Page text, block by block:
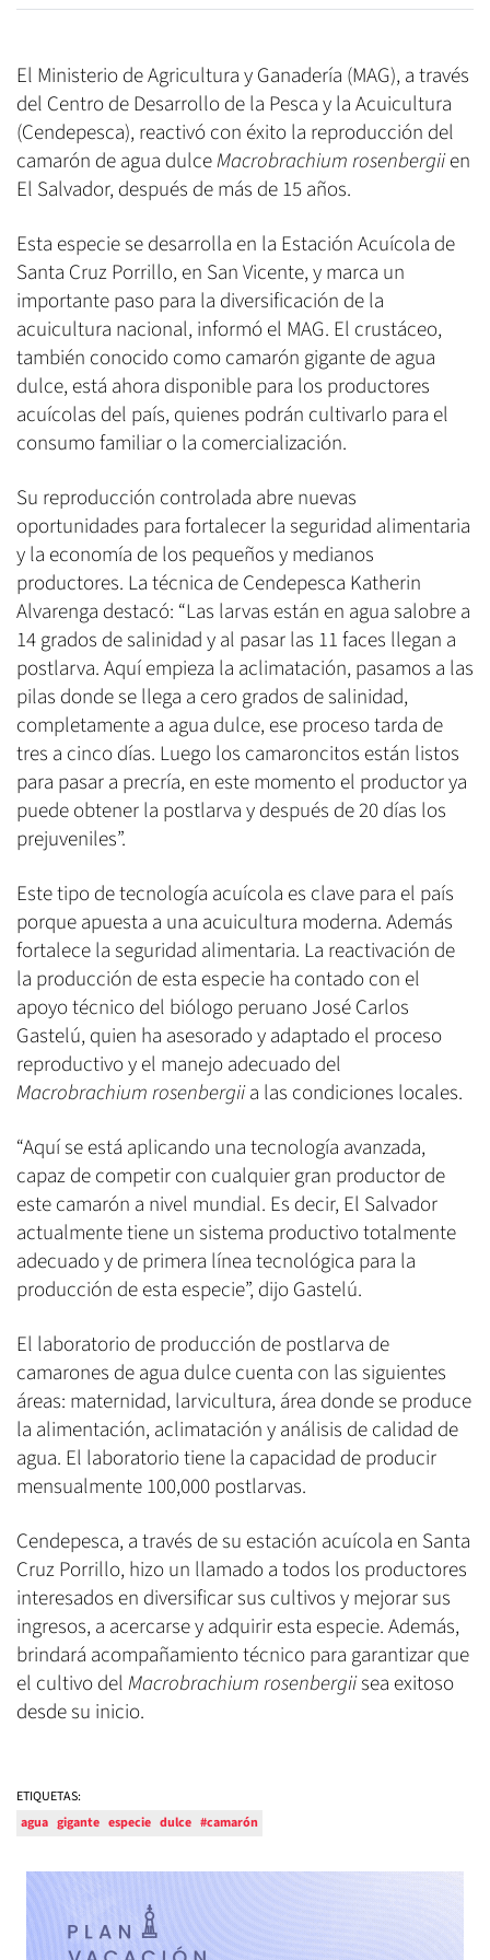
El Ministerio de Agricultura y Ganadería (MAG), a través
del Centro de Desarrollo de la Pesca y la Acuicultura
(Cendepesca), reactivó con éxito la reproducción del
camarón de agua dulceMacrobrachium rosenbergiien
El Salvador, después de más de 15 años.
Esta especie se desarrolla en la Estación Acuícola de
Santa Cruz Porrillo, en San Vicente, y marca un
importante paso para la diversificación de la
acuicultura nacional, informó el MAG. El crustáceo,
también conocido como camarón gigante de agua
dulce, está ahora disponible para los productores
acuícolas del país, quienes podrán cultivarlo para el
consumo familiar o la comercialización.
Su reproducción controlada abre nuevas
oportunidades para fortalecer la seguridad alimentaria
y la economía de los pequeños y medianos
productores. La técnica de Cendepesca Katherin
Alvarenga destacó: “Las larvas están en agua salobre a
14 grados de salinidad y al pasar las 11 faces llegan a
postlarva. Aquí empieza la aclimatación, pasamos a las
pilas donde se llega a cero grados de salinidad,
completamente a agua dulce, ese proceso tarda de
tres a cinco días. Luego los camaroncitos están listos
para pasar a precría, en este momento el productor ya
puede obtener la postlarva y después de 20 días los
prejuveniles”.
Este tipo de tecnología acuícola es clave para el país
porque apuesta a una acuicultura moderna. Además
fortalece la seguridad alimentaria. La reactivación de
la producción de esta especie ha contado con el
apoyo técnico del biólogo peruano José Carlos
Gastelú, quien ha asesorado y adaptado el proceso
reproductivo y el manejo adecuado del
Macrobrachium rosenbergiia las condiciones locales.
“Aquí se está aplicando una tecnología avanzada,
capaz de competir con cualquier gran productor de
este camarón a nivel mundial. Es decir, El Salvador
actualmente tiene un sistema productivo totalmente
adecuado y de primera línea tecnológica para la
producción de esta especie”, dijo Gastelú.
El laboratorio de producción de postlarva de
camarones de agua dulce cuenta con las siguientes
áreas: maternidad, larvicultura, área donde se produce
la alimentación, aclimatación y análisis de calidad de
agua. El laboratorio tiene la capacidad de producir
mensualmente 100,000 postlarvas.
Cendepesca, a través de su estación acuícola en Santa
Cruz Porrillo, hizo un llamado a todos los productores
interesados en diversificar sus cultivos y mejorar sus
ingresos, a acercarse y adquirir esta especie. Además,
brindará acompañamiento técnico para garantizar que
el cultivo delMacrobrachium rosenbergiisea exitoso
desde su inicio.
ETIQUETAS:
agua gigante especie dulce #camarón